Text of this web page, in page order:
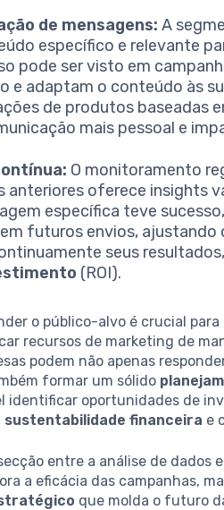
de mensagens: A
específico e relevante
pode ser visto em
e adaptam o conteúdo às
de produtos baseadas
mais pessoal e
O monitoramento
anteriores oferece insights
específica teve
futuros envios, ajustando
seus
(ROI).
o público-alvo é crucial para
recursos de marketing de
podem não apenas
formar um sólido
identificar oportunidades de
sustentabilidade financeira e
entre a análise de dados
a eficácia das campanhas,
que molda o futuro